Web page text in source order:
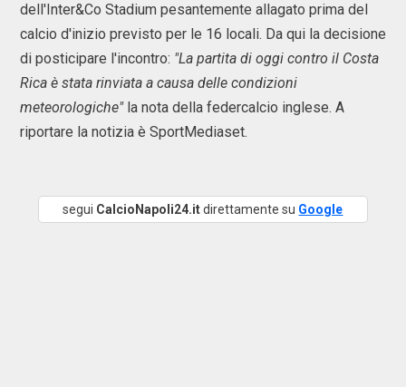
dell'Inter&Co Stadium pesantemente allagato prima del
calcio d'inizio previsto per le 16 locali. Da qui la decisione
di posticipare l'incontro: "La partita di oggi contro il Costa
Rica è stata rinviata a causa delle condizioni
meteorologiche" la nota della federcalcio inglese. A
riportare la notizia è SportMediaset.
segui CalcioNapoli24.itdirettamente su Google